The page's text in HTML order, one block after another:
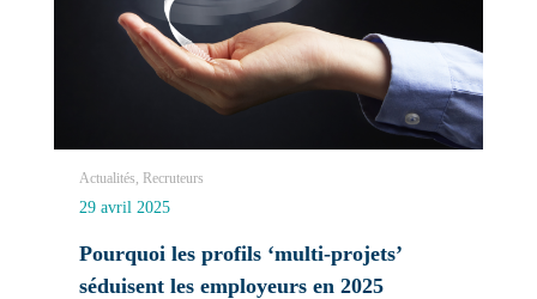
Actualités, Recruteurs
29 avril 2025
Pourquoi les profils ‘multi-projets’
séduisent les employeurs en 2025